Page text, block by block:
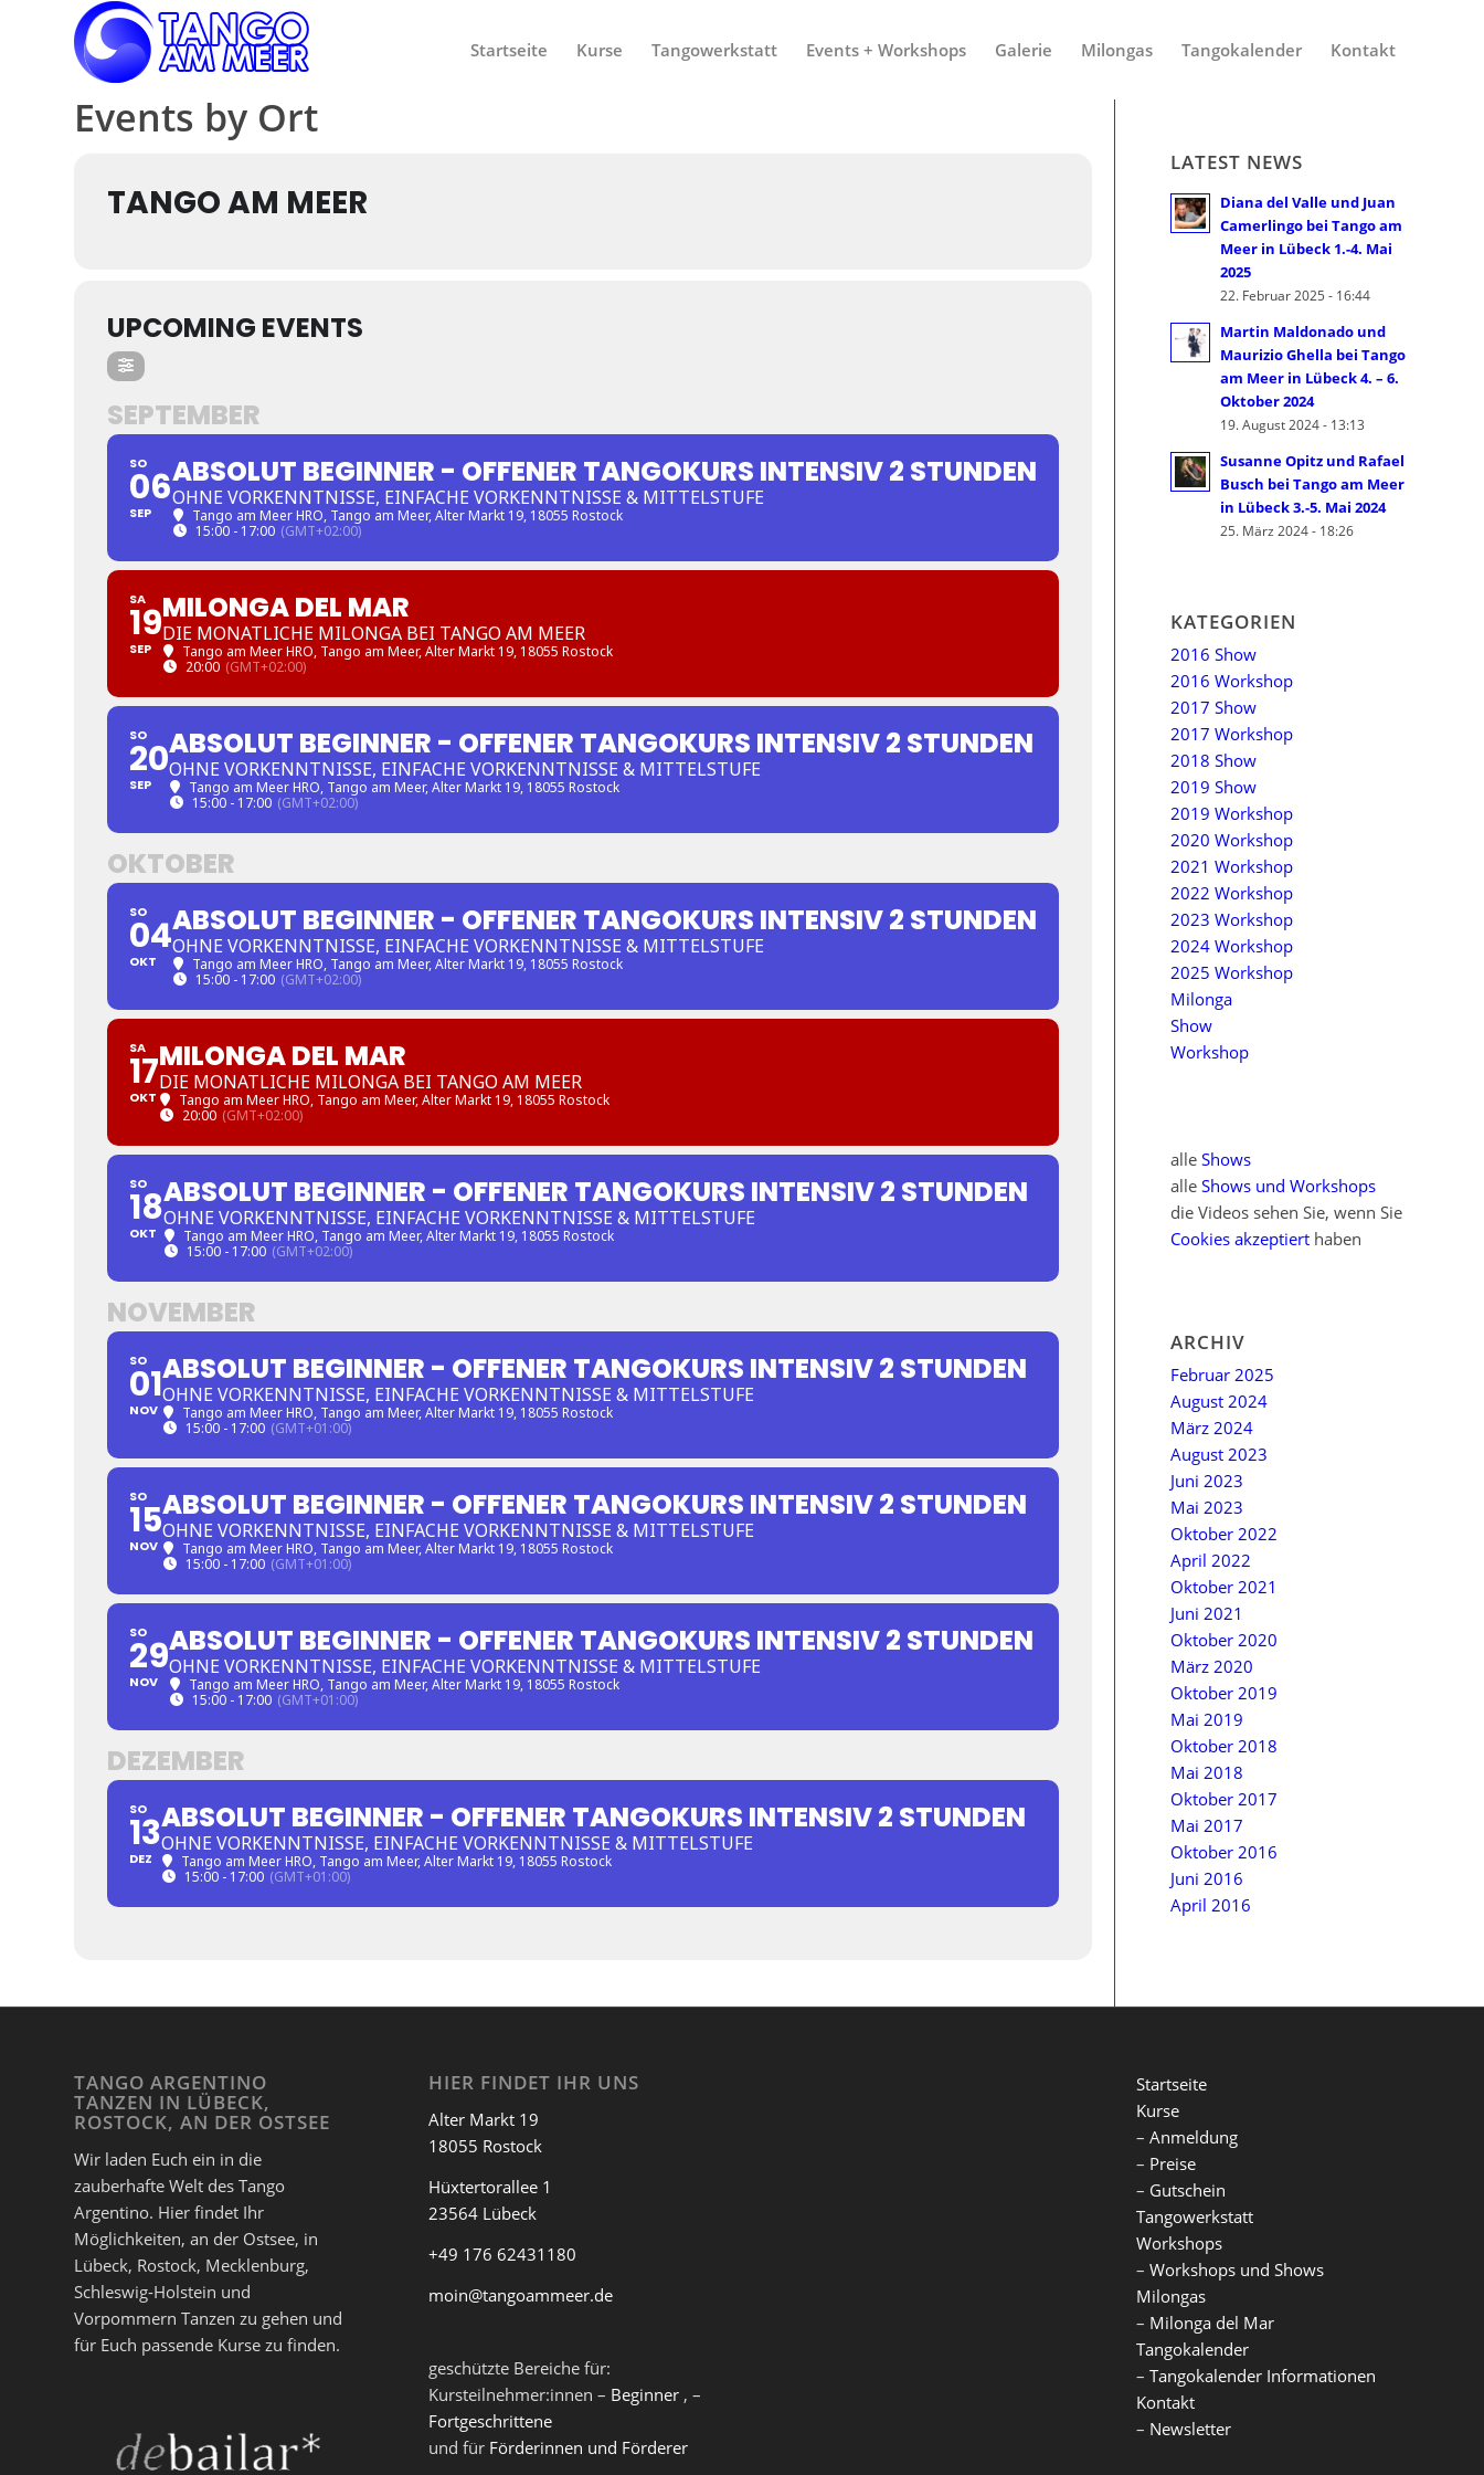
Startseite Kurse Tangowerkstatt Events + Workshops Galerie Milongas Tangokalender Kontakt
Events by Ort
TANGO AM MEER
UPCOMING EVENTS
SEPTEMBER
SO
06
SEP
ABSOLUT BEGINNER - OFFENER TANGOKURS INTENSIV 2 STUNDEN
OHNE VORKENNTNISSE, EINFACHE VORKENNTNISSE & MITTELSTUFE
Tango am Meer HRO, Tango am Meer, Alter Markt 19, 18055 Rostock
15:00 - 17:00 (GMT+02:00)
SA
19
SEP
MILONGA DEL MAR
DIE MONATLICHE MILONGA BEI TANGO AM MEER
Tango am Meer HRO, Tango am Meer, Alter Markt 19, 18055 Rostock
20:00 (GMT+02:00)
SO
20
SEP
ABSOLUT BEGINNER - OFFENER TANGOKURS INTENSIV 2 STUNDEN
OHNE VORKENNTNISSE, EINFACHE VORKENNTNISSE & MITTELSTUFE
Tango am Meer HRO, Tango am Meer, Alter Markt 19, 18055 Rostock
15:00 - 17:00 (GMT+02:00)
OKTOBER
SO
04
OKT
ABSOLUT BEGINNER - OFFENER TANGOKURS INTENSIV 2 STUNDEN
OHNE VORKENNTNISSE, EINFACHE VORKENNTNISSE & MITTELSTUFE
Tango am Meer HRO, Tango am Meer, Alter Markt 19, 18055 Rostock
15:00 - 17:00 (GMT+02:00)
SA
17
OKT
MILONGA DEL MAR
DIE MONATLICHE MILONGA BEI TANGO AM MEER
Tango am Meer HRO, Tango am Meer, Alter Markt 19, 18055 Rostock
20:00 (GMT+02:00)
SO
18
OKT
ABSOLUT BEGINNER - OFFENER TANGOKURS INTENSIV 2 STUNDEN
OHNE VORKENNTNISSE, EINFACHE VORKENNTNISSE & MITTELSTUFE
Tango am Meer HRO, Tango am Meer, Alter Markt 19, 18055 Rostock
15:00 - 17:00 (GMT+02:00)
NOVEMBER
SO
01
NOV
ABSOLUT BEGINNER - OFFENER TANGOKURS INTENSIV 2 STUNDEN
OHNE VORKENNTNISSE, EINFACHE VORKENNTNISSE & MITTELSTUFE
Tango am Meer HRO, Tango am Meer, Alter Markt 19, 18055 Rostock
15:00 - 17:00 (GMT+01:00)
SO
15
NOV
ABSOLUT BEGINNER - OFFENER TANGOKURS INTENSIV 2 STUNDEN
OHNE VORKENNTNISSE, EINFACHE VORKENNTNISSE & MITTELSTUFE
Tango am Meer HRO, Tango am Meer, Alter Markt 19, 18055 Rostock
15:00 - 17:00 (GMT+01:00)
SO
29
NOV
ABSOLUT BEGINNER - OFFENER TANGOKURS INTENSIV 2 STUNDEN
OHNE VORKENNTNISSE, EINFACHE VORKENNTNISSE & MITTELSTUFE
Tango am Meer HRO, Tango am Meer, Alter Markt 19, 18055 Rostock
15:00 - 17:00 (GMT+01:00)
DEZEMBER
SO
13
DEZ
ABSOLUT BEGINNER - OFFENER TANGOKURS INTENSIV 2 STUNDEN
OHNE VORKENNTNISSE, EINFACHE VORKENNTNISSE & MITTELSTUFE
Tango am Meer HRO, Tango am Meer, Alter Markt 19, 18055 Rostock
15:00 - 17:00 (GMT+01:00)
LATEST NEWS
Diana del Valle und Juan
Camerlingo bei Tango am
Meer in Lübeck 1.-4. Mai
2025
22. Februar 2025 - 16:44
Martin Maldonado und
Maurizio Ghella bei Tango
am Meer in Lübeck 4. – 6.
Oktober 2024
19. August 2024 - 13:13
Susanne Opitz und Rafael
Busch bei Tango am Meer
in Lübeck 3.-5. Mai 2024
25. März 2024 - 18:26
KATEGORIEN
2016 Show
2016 Workshop
2017 Show
2017 Workshop
2018 Show
2019 Show
2019 Workshop
2020 Workshop
2021 Workshop
2022 Workshop
2023 Workshop
2024 Workshop
2025 Workshop
Milonga
Show
Workshop
alle Shows
alle Shows und Workshops
die Videos sehen Sie, wenn Sie
Cookies akzeptiert haben
ARCHIV
Februar 2025
August 2024
März 2024
August 2023
Juni 2023
Mai 2023
Oktober 2022
April 2022
Oktober 2021
Juni 2021
Oktober 2020
März 2020
Oktober 2019
Mai 2019
Oktober 2018
Mai 2018
Oktober 2017
Mai 2017
Oktober 2016
Juni 2016
April 2016
TANGO ARGENTINO
TANZEN IN LÜBECK,
ROSTOCK, AN DER OSTSEE
Wir laden Euch ein in die
zauberhafte Welt des Tango
Argentino. Hier findet Ihr
Möglichkeiten, an der Ostsee, in
Lübeck, Rostock, Mecklenburg,
Schleswig-Holstein und
Vorpommern Tanzen zu gehen und
für Euch passende Kurse zu finden.
HIER FINDET IHR UNS
Alter Markt 19
18055 Rostock
Hüxtertorallee 1
23564 Lübeck
+49 176 62431180
moin@tangoammeer.de
geschützte Bereiche für:
Kursteilnehmer:innen – Beginner, –
Fortgeschrittene
und für Förderinnen und Förderer
Startseite
Kurse
– Anmeldung
– Preise
– Gutschein
Tangowerkstatt
Workshops
– Workshops und Shows
Milongas
– Milonga del Mar
Tangokalender
– Tangokalender Informationen
Kontakt
– Newsletter